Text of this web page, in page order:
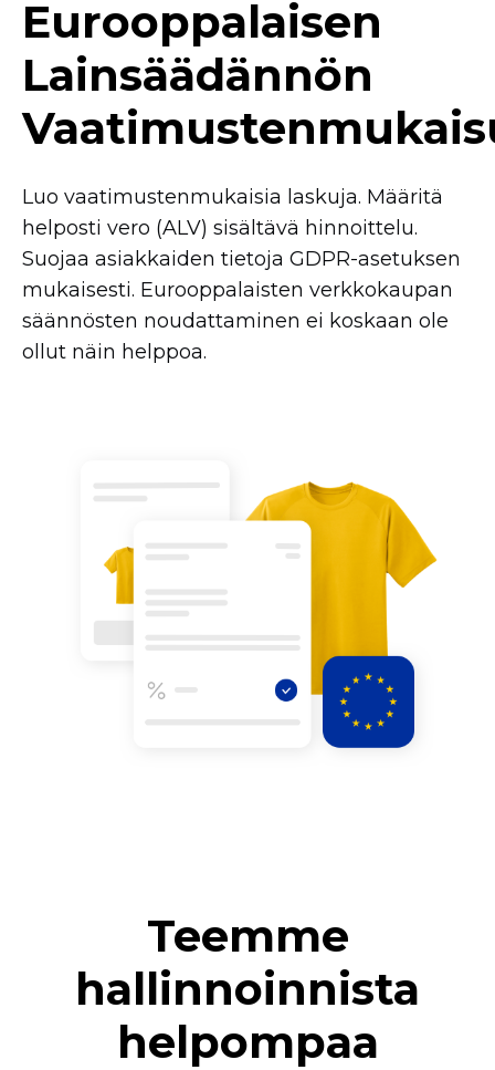
Eurooppalaisen
Lainsäädännön
Luo vaatimustenmukaisia laskuja. Määritä
helposti vero (ALV) sisältävä hinnoittelu.
Suojaa asiakkaiden tietoja GDPR-asetuksen
mukaisesti. Eurooppalaisten verkkokaupan
säännösten noudattaminen ei koskaan ole
ollut näin helppoa.
Teemme
hallinnoinnista
helpompaa